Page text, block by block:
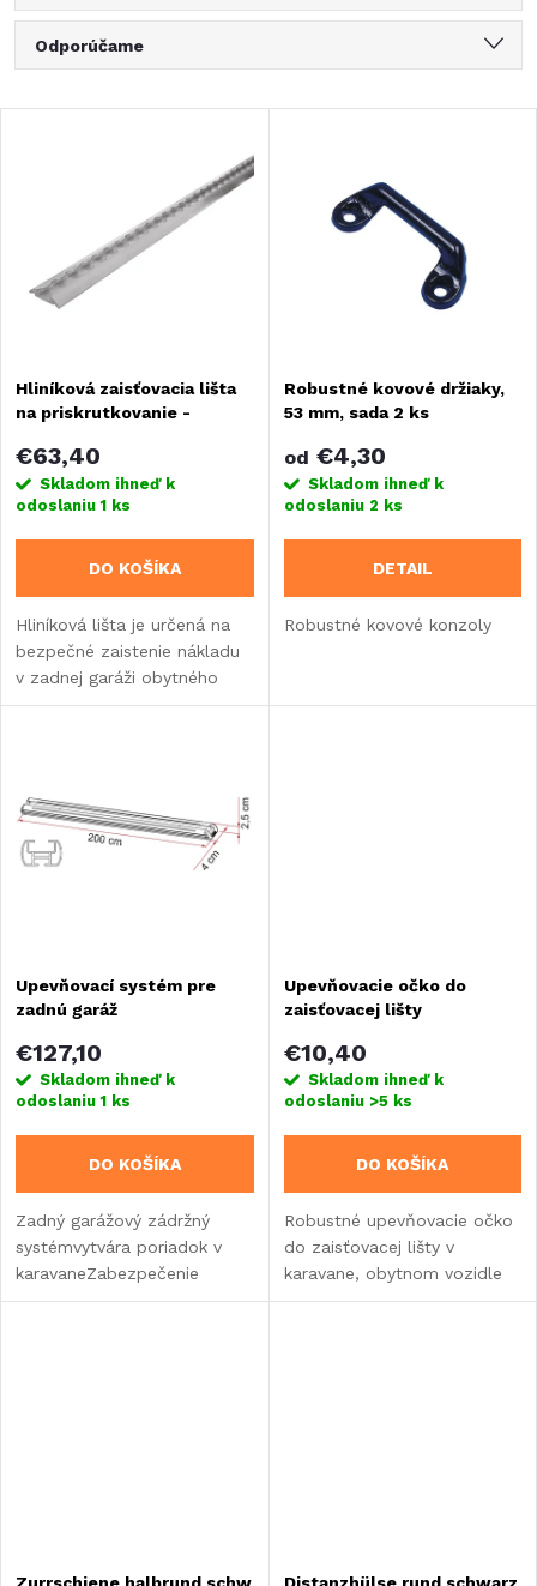
R
a
n
e
p
r
o
d
u
t
Odporúčame
Abecedne
s
p
r
o
d
u
t
o
Hliníková zaisťovacia lišta
na priskrutkovanie -
€63,40
Skladom ihneď k
odoslaniu1 ks
DO KOŠÍKA
Hliníková lišta je určená na
bezpečné zaistenie nákladu
v zadnej garáži obytného
vozidla alebo karavanu.
Robustné kovové držiaky,
53 mm, sada 2 ks
od €4,30
Skladom ihneď k
odoslaniu 2 ks
DETAIL
Robustné kovové konzoly
Upevňovací systém pre
zadnú garáž
€127,10
Skladom ihneď k
odoslaniu1 ks
DO KOŠÍKA
Zadný garážový zádržný
systémvytvára poriadok v
karavaneZabezpečenie
nákladuSúprava: oká na
Upevňovacie očko do
zaisťovacej lišty
€10,40
Skladom ihneď k
odoslaniu >5 ks
DO KOŠÍKA
Robustné upevňovacie očko
do zaisťovacej lišty v
karavane, obytnom vozidle
alebo vstavaní s vnútorným
Zurrschiene halbrund schw Distanzhülse rund schwarz